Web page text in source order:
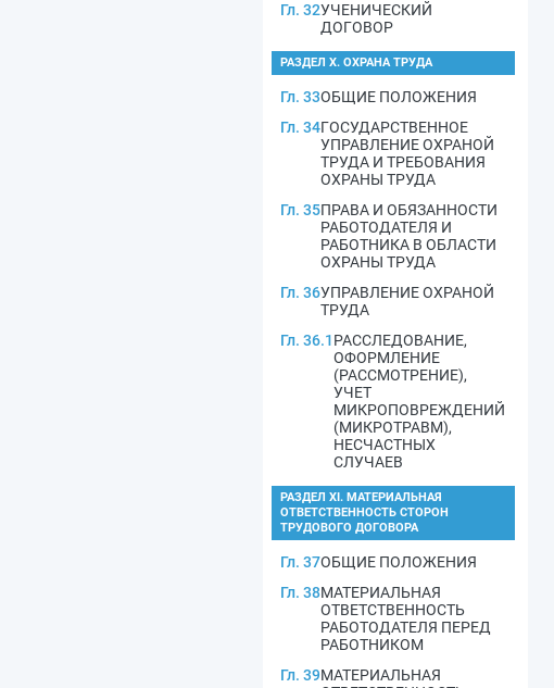
Гл. 32УЧЕНИЧЕСКИЙ
ДОГОВОР
РАЗДЕЛ X. ОХРАНА ТРУДА
Гл. 33ОБЩИЕ ПОЛОЖЕНИЯ
Гл. 34ГОСУДАРСТВЕННОЕ
УПРАВЛЕНИЕ ОХРАНОЙ
ТРУДА И ТРЕБОВАНИЯ
ОХРАНЫ ТРУДА
Гл. 35ПРАВА И ОБЯЗАННОСТИ
РАБОТОДАТЕЛЯ И
РАБОТНИКА В ОБЛАСТИ
ОХРАНЫ ТРУДА
Гл. 36УПРАВЛЕНИЕ ОХРАНОЙ
ТРУДА
Гл. 36.1РАССЛЕДОВАНИЕ,
ОФОРМЛЕНИЕ
(РАССМОТРЕНИЕ),
УЧЕТ
МИКРОПОВРЕЖДЕНИЙ
(МИКРОТРАВМ),
НЕСЧАСТНЫХ
СЛУЧАЕВ
РАЗДЕЛ XI. МАТЕРИАЛЬНАЯ
ОТВЕТСТВЕННОСТЬ СТОРОН
ТРУДОВОГО ДОГОВОРА
Гл. 37ОБЩИЕ ПОЛОЖЕНИЯ
Гл. 38МАТЕРИАЛЬНАЯ
ОТВЕТСТВЕННОСТЬ
РАБОТОДАТЕЛЯ ПЕРЕД
РАБОТНИКОМ
Гл. 39МАТЕРИАЛЬНАЯ